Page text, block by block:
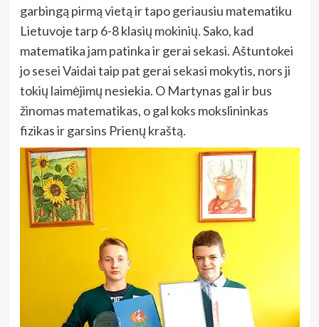
garbingą pirmą vietą ir tapo geriausiu matematiku
Lietuvoje tarp 6-8 klasių mokinių. Sako, kad
matematika jam patinka ir gerai sekasi. Aštuntokei
jo sesei Vaidai taip pat gerai sekasi mokytis, nors ji
tokių laimėjimų nesiekia. O Martynas gal ir bus
žinomas matematikas, o gal koks mokslininkas
fizikas ir garsins Prienų kraštą.